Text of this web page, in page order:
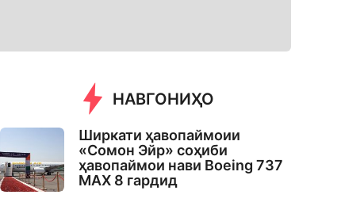
НАВГОНИҲО
Ширкати ҳавопаймоии
«Сомон Эйр» соҳиби
ҳавопаймои нави Boeing 737
MAX 8 гардид